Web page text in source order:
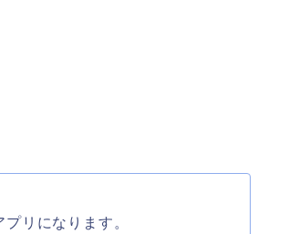
リになります。